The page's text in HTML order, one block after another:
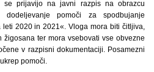
se prijavijo na javni razpis na obrazcu
pomoči za spodbujanje
2020 in 2021«. Vloga mora biti čitljiva,
ter mora vsebovati vse obvezne
v razpisni dokumentaciji. Posamezni
pomoči.